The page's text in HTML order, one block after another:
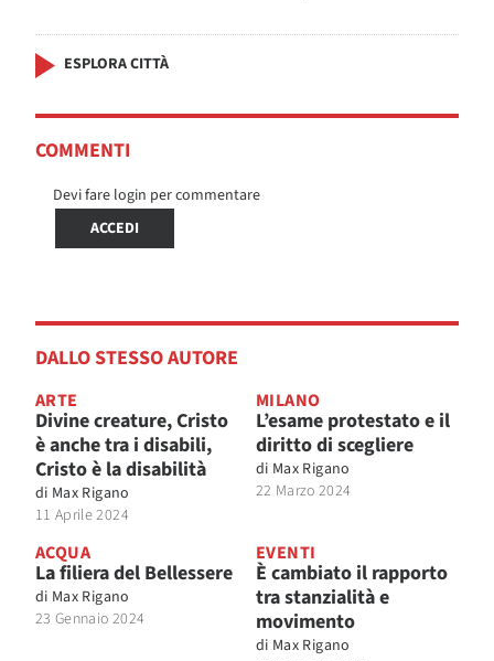
ESPLORA CITTÀ
COMMENTI
Devi fare login per commentare
ACCEDI
DALLO STESSO AUTORE
ARTE
Divine creature, Cristo
è anche tra i disabili,
Cristo è la disabilità
di Max Rigano
11 Aprile 2024
MILANO
L’esame protestato e il
diritto di scegliere
di Max Rigano
22 Marzo 2024
ACQUA
La filiera del Bellessere
di Max Rigano
23 Gennaio 2024
EVENTI
È cambiato il rapporto
tra stanzialità e
movimento
di Max Rigano